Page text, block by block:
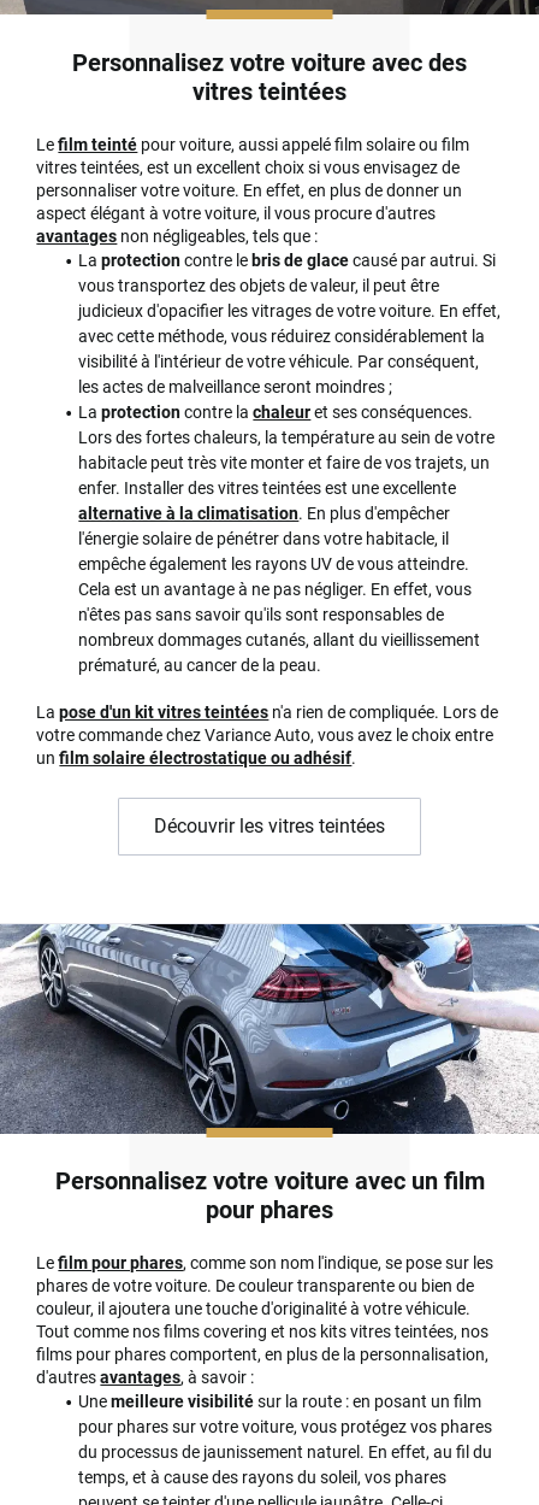
Personnalisez votre voiture avec des
vitres teintées
Lefilm teinté pour voiture, aussi appelé film solaire ou film
vitres teintées, est un excellent choix si vous envisagez de
personnaliser votre voiture. En effet, en plus de donner un
aspect élégant à votre voiture, il vous procure d'autres
avantages non négligeables, tels que :
Laprotectioncontre le bris de glacecausé par autrui. Si
vous transportez des objets de valeur, il peut être
judicieux d'opacifier les vitrages de votre voiture. En effet,
avec cette méthode, vous réduirez considérablement la
visibilité à l'intérieur de votre véhicule. Par conséquent,
les actes de malveillance seront moindres ;
Laprotectioncontre lachaleuret ses conséquences.
Lors des fortes chaleurs, la température au sein de votre
habitacle peut très vite monter et faire de vos trajets, un
enfer. Installer des vitres teintées est une excellente
alternative à la climatisation. En plus d'empêcher
l'énergie solaire de pénétrer dans votre habitacle, il
empêche également les rayons UV de vous atteindre.
Cela est un avantage à ne pas négliger. En effet, vous
n'êtes pas sans savoir qu'ils sont responsables de
nombreux dommages cutanés, allant du vieillissement
prématuré, au cancer de la peau.
Lapose d'un kit vitres teintées n'a rien de compliquée. Lors de
votre commande chez Variance Auto, vous avez le choix entre
unfilm solaire électrostatique ou adhésif.
Découvrir les vitres teintées
Personnalisez votre voiture avec un film
pour phares
Lefilm pour phares, comme son nom l'indique, se pose sur les
phares de votre voiture. De couleur transparente ou bien de
couleur, il ajoutera une touche d'originalité à votre véhicule.
Tout comme nos films covering et nos kits vitres teintées, nos
films pour phares comportent, en plus de la personnalisation,
d'autresavantages, à savoir :
Unemeilleure visibilitésur la route : en posant un film
pour phares sur votre voiture, vous protégez vos phares
du processus de jaunissement naturel. En effet, au fil du
temps, et à cause des rayons du soleil, vos phares